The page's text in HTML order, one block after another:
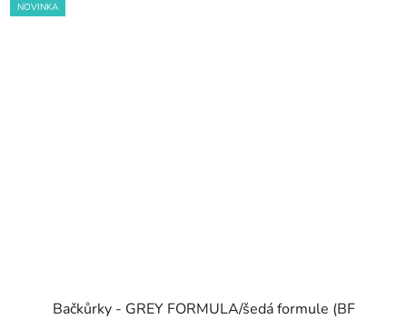
NOVINKA
Bačkůrky - GREY FORMULA/šedá formule (BF